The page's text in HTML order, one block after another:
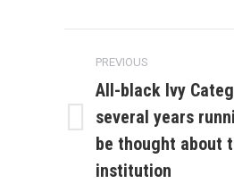
navigation
PREVIOUS
Previous
post:
All-black Ivy
several years
be thought about
institution